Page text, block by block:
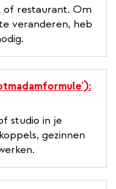
of restaurant. Om
veranderen, heb
studio in je
gezinnen